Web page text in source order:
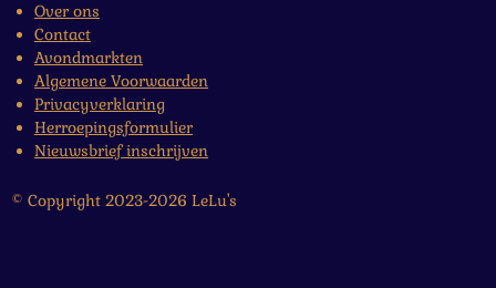
Over ons
Contact
Avondmarkten
Algemene Voorwaarden
Privacyverklaring
Herroepingsformulier
Nieuwsbrief inschrijven
© Copyright 2023-2026 LeLu's